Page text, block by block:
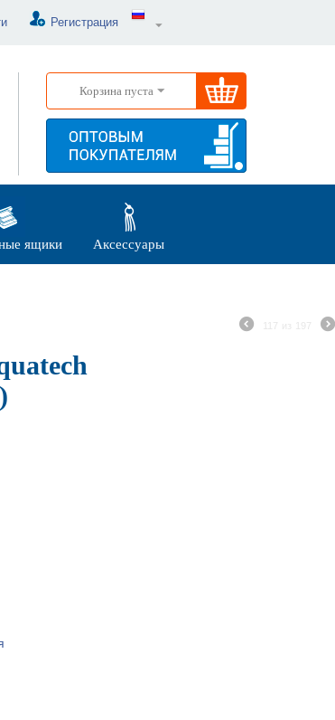
Регистрация
Корзина пуста
ящики Аксессуары